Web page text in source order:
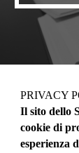
PRIVACY
Il sito dello
cookie di
esperienza